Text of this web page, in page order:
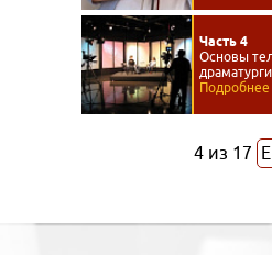
Часть 4
Основы
Подробнее
4 из 17